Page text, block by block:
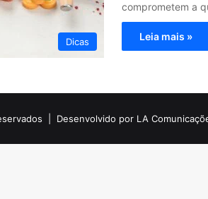
Dicas
comprometem a
Leia mais »
| Desenvolvido por LA